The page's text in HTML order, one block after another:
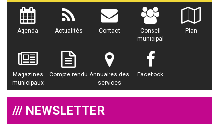
Agenda Actualités Contact
Conseil
municipal
Plan
Magazines
municipaux
Compte rendu Annuaires des
services
Facebook
/// NEWSLETTER